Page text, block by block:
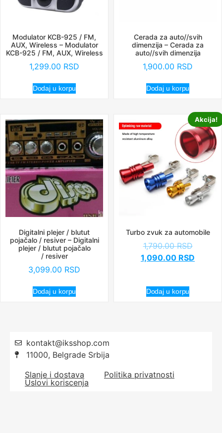
Modulator KCB-925 / FM,
AUX, Wireless – Modulator
KCB-925 / FM, AUX, Wireless
1,299.00 RSD
Dodaj u korpu
Cerada za auto//svih
dimenzija – Cerada za
auto//svih dimenzija
1,900.00 RSD
Dodaj u korpu
Digitalni plejer / blutut
pojačalo / resiver – Digitalni
plejer / blutut pojačalo
/ resiver
3,099.00 RSD
Dodaj u korpu
Akcija!
Turbo zvuk za automobile
1,790.00RSD
1,090.00 RSD
Dodaj u korpu
kontakt@iksshop.com
11000, Belgrade Srbija
Slanje i dostava
Politika privatnosti
Uslovi koriscenja